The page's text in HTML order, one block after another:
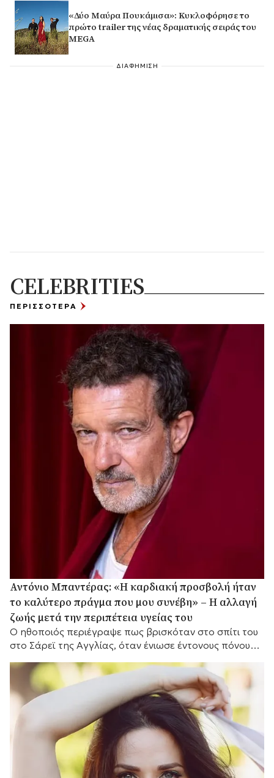
«Δύο Μαύρα Πουκάμισα»: Κυκλοφόρησε το
πρώτο trailer της νέας δραματικής σειράς του
MEGA
ΔΙΑΦΗΜΙΣΗ
CELEBRITIES
ΠΕΡΙΣΣΟΤΕΡΑ
Αντόνιο Μπαντέρας: «Η καρδιακή προσβολή ήταν
το καλύτερο πράγμα που μου συνέβη» – Η αλλαγή
ζωής μετά την περιπέτεια υγείας του
Ο ηθοποιός περιέγραψε πως βρισκόταν στο σπίτι του
στο Σάρεϊ της Αγγλίας, όταν ένιωσε έντονους πόνους